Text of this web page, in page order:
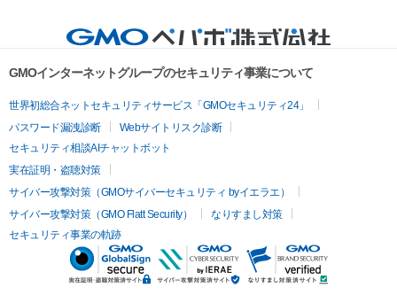
GMOインターネットグループのセキュリティ事業について
世界初総合ネットセキュリティサービス「GMOセキュリティ24」
パスワード漏洩診断
Webサイトリスク診断
セキュリティ相談AIチャットボット
実在証明・盗聴対策
サイバー攻撃対策（GMOサイバーセキュリティ byイエラエ）
サイバー攻撃対策（GMO Flatt Security）
なりすまし対策
セキュリティ事業の軌跡